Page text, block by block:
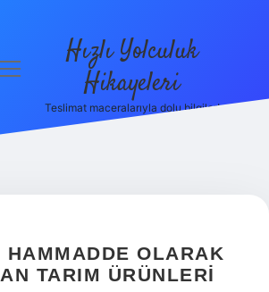
menüyü
Hızlı Yolculuk
Hikayeleri
Teslimat maceralarıyla dolu bilgiler!
HAMMADDE OLARAK
TARIM ÜRÜNLERI